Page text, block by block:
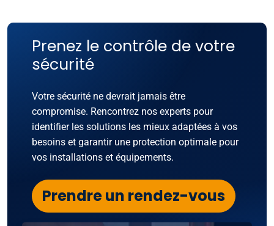
Prenez le contrôle de votre
sécurité
Votre sécurité ne devrait jamais être
compromise. Rencontrez nos experts pour
identifier les solutions les mieux adaptées à vos
besoins et garantir une protection optimale pour
vos installations et équipements.
Prendre un rendez-vous